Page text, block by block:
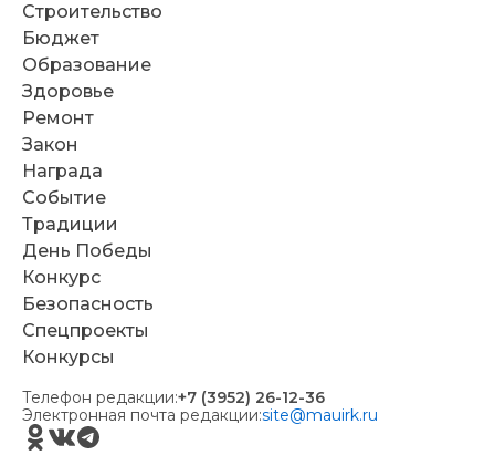
Строительство
Бюджет
Образование
Здоровье
Ремонт
Закон
Награда
Событие
Традиции
День Победы
Конкурс
Безопасность
Спецпроекты
Конкурсы
Телефон редакции:+7 (3952) 26-12-36
Электронная почта редакции:site@mauirk.ru